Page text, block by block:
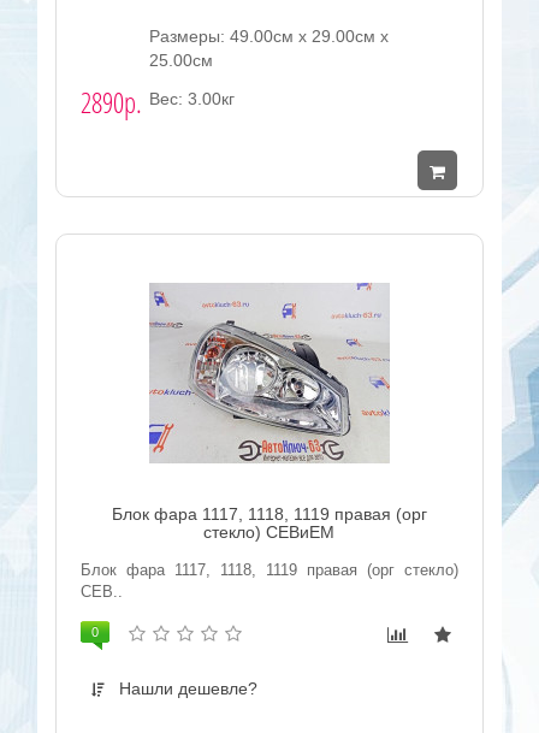
2890р.
Размеры: 49.00см x 29.00см x
25.00см
Вес: 3.00кг
Блок фара 1117, 1118, 1119 правая (орг
стекло) СЕВиЕМ
Блок фара 1117, 1118, 1119 правая (орг стекло)
СЕВ..
0
Нашли дешевле?